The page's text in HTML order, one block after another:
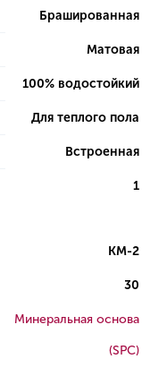
Брашированная
Матовая
100% водостойкий
Для теплого пола
Встроенная
1
КМ-2
30
Минеральная основа
(SPC)